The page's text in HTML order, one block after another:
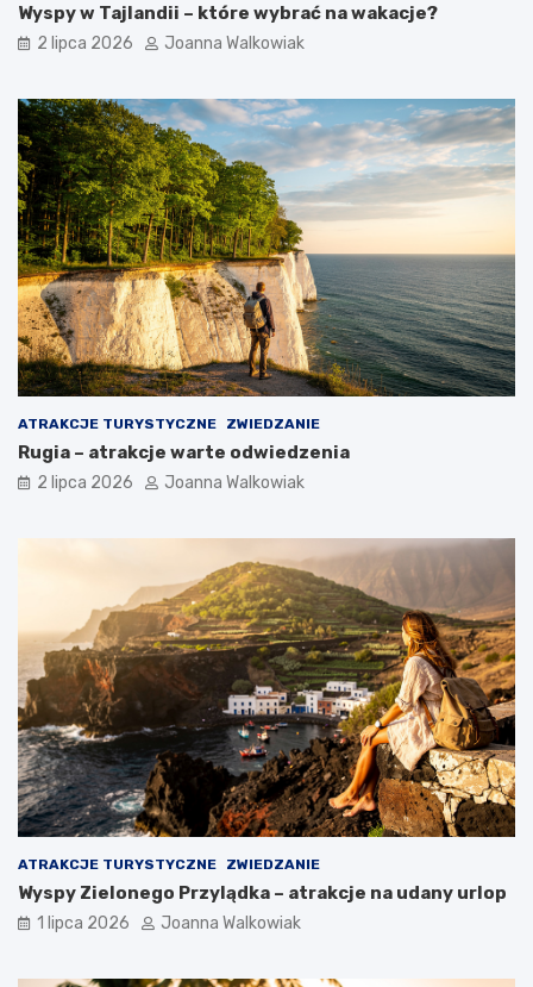
Wyspy w Tajlandii – które wybrać na wakacje?
2 lipca 2026 Joanna Walkowiak
ATRAKCJE TURYSTYCZNE ZWIEDZANIE
Rugia – atrakcje warte odwiedzenia
2 lipca 2026 Joanna Walkowiak
ATRAKCJE TURYSTYCZNE ZWIEDZANIE
Wyspy Zielonego Przylądka – atrakcje na udany urlop
1 lipca 2026 Joanna Walkowiak